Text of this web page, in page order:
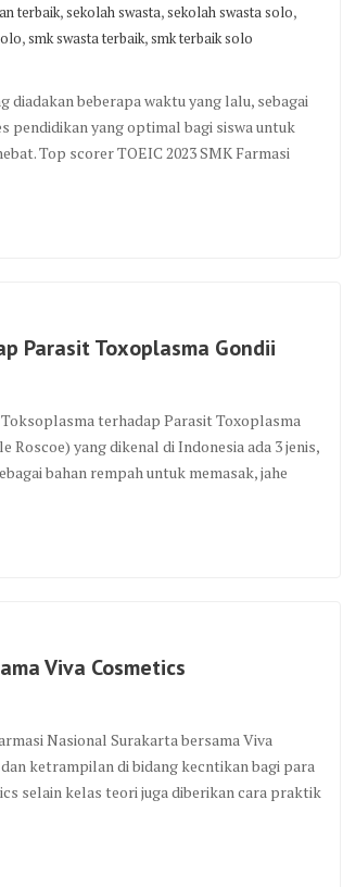
terbaik,sekolah swasta,sekolah swasta solo,
,smk swasta terbaik,smk terbaik solo
beberapa waktu yang lalu, sebagai
pendidikan yang optimal bagi siswa untuk
Top scorer TOEIC 2023 SMK Farmasi
Parasit Toxoplasma Gondii
terhadap Parasit Toxoplasma
Roscoe) yang dikenal di Indonesia ada 3 jenis,
bahan rempah untuk memasak, jahe
Viva Cosmetics
Nasional Surakarta bersama Viva
ketrampilan di bidang kecntikan bagi para
selain kelas teori juga diberikan cara praktik